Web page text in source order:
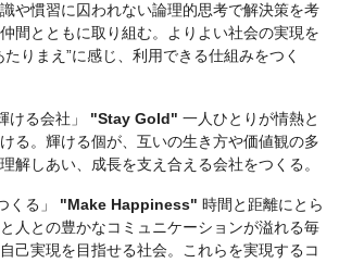
や慣習に囚われない論理的思考で解決策を考
間とともに取り組む。よりよい社会の実現を
たりまえ”に感じ、利用できる仕組みをつく
ける会社」 "Stay Gold" 一人ひとりが情熱と
る。輝ける個が、互いの生き方や価値観の多
解しあい、成長を支え合える会社をつくる。
くる」 "Make Happiness" 時間と距離にとら
人との豊かなコミュニケーションが溢れる毎
己実現を目指せる社会。これらを実現するコ